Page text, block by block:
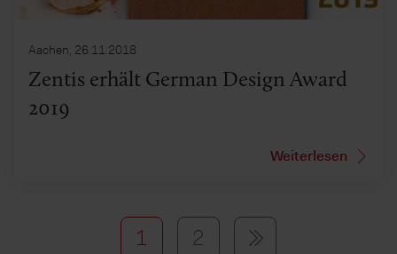
Aachen, 26.11.2018
Zentis erhält German Design Award
2019
Weiterlesen
1 2